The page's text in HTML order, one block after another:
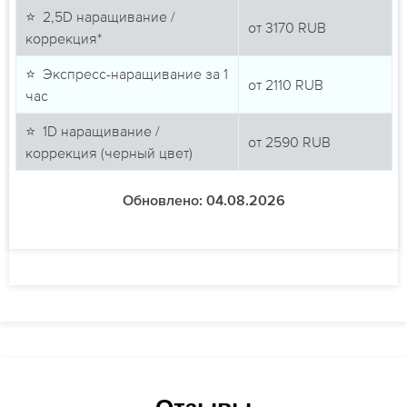
⭐ 2,5D наращивание /
коррекция*
от 3170 RUB
⭐ Экспресс-наращивание за 1
час
от 2110 RUB
⭐ 1D наращивание /
коррекция (черный цвет)
от 2590 RUB
Обновлено: 04.08.2026